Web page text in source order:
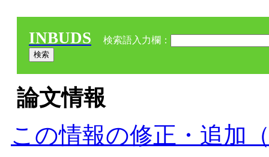
INBUDS 検索語入力欄：
論文情報
この情報の修正・追加